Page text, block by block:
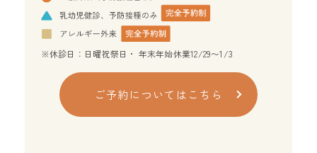
※休診日：日曜祝祭日・ 年末年始休業12/29〜1/3
ご予約についてはこちら